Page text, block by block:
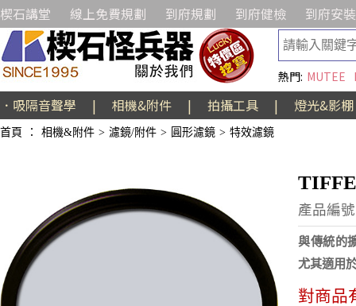
楔石講堂 線上免費規劃 到府規劃 到府健檢 到府安裝
熱門: MUTEE
．吸隔音聲學 | 相機&附件 | 拍攝工具 | 燈光&影棚
首頁 ： 相機&附件 > 濾鏡/附件 > 圓形濾鏡 > 特效濾鏡
產品編
與傳統的
尤其適用
對商品